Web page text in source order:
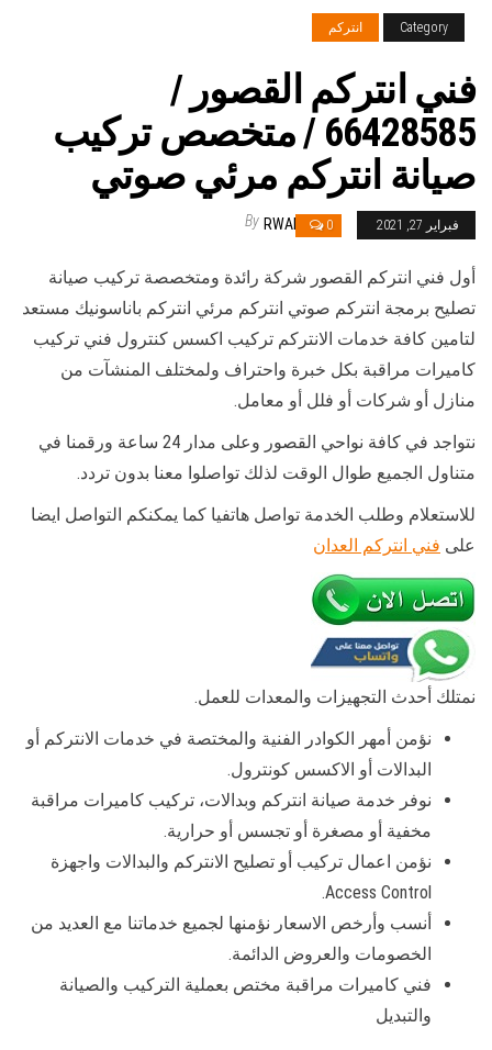
Category انتركم
فني انتركم القصور /
66428585 / متخصص تركيب
صيانة انتركم مرئي صوتي
فبراير 27, 2021 0
By RWAN
أول فني انتركم القصور شركة رائدة ومتخصصة تركيب صيانة
تصليح برمجة انتركم صوتي انتركم مرئي انتركم باناسونيك مستعد
لتامين كافة خدمات الانتركم تركيب اكسس كنترول فني تركيب
كاميرات مراقبة بكل خبرة واحتراف ولمختلف المنشآت من
منازل أو شركات أو فلل أو معامل.
نتواجد في كافة نواحي القصور وعلى مدار 24 ساعة ورقمنا في
متناول الجميع طوال الوقت لذلك تواصلوا معنا بدون تردد.
للاستعلام وطلب الخدمة تواصل هاتفيا كما يمكنكم التواصل ايضا
على فني انتركم العدان
نمتلك أحدث التجهيزات والمعدات للعمل.
نؤمن أمهر الكوادر الفنية والمختصة في خدمات الانتركم أو
البدالات أو الاكسس كونترول.
نوفر خدمة صيانة انتركم وبدالات، تركيب كاميرات مراقبة
مخفية أو مصغرة أو تجسس أو حرارية.
نؤمن اعمال تركيب أو تصليح الانتركم والبدالات واجهزة
Access Control.
أنسب وأرخص الاسعار نؤمنها لجميع خدماتنا مع العديد من
الخصومات والعروض الدائمة.
فني كاميرات مراقبة مختص بعملية التركيب والصيانة
والتبديل